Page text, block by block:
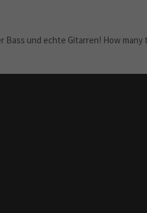
Bass und echte Gitarren! How many